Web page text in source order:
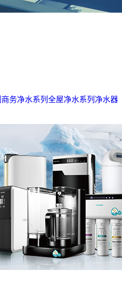
商务净水系列 全屋净水系列 净水器